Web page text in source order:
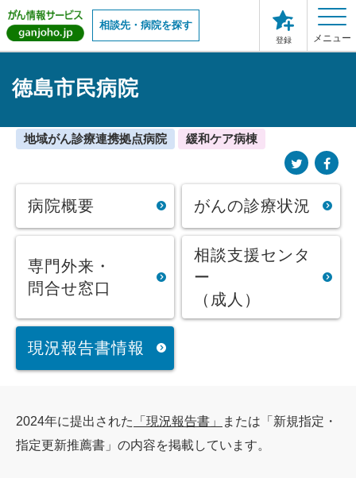
相談先・病院を探す
登録 メニュー
徳島市民病院
地域がん診療連携拠点病院 緩和ケア病棟
病院概要 がんの診療状況
専門外来・
問合せ窓口
相談支援センタ
ー
（成人）
現況報告書情報
2024年に提出された 「現況報告書」
または「新規指定・
指定更新推薦書」の内容を掲載しています。